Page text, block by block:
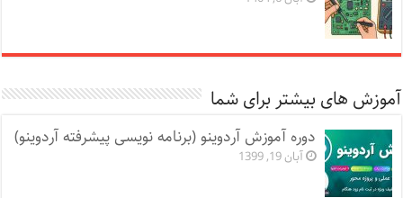
آموزش های بیشتر برای شما
دوره آموزش آردوینو (برنامه نویسی پیشرفته آردوینو)
آبان 19, 1399